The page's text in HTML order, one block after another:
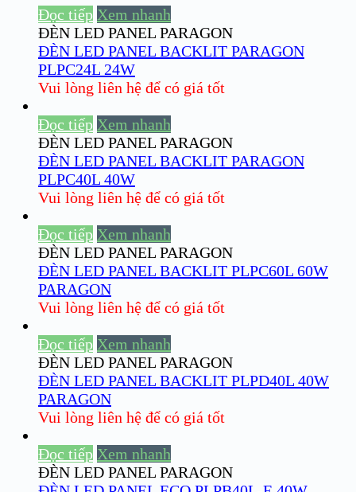
Đọc tiếp Xem nhanh
ĐÈN LED PANEL PARAGON
ĐÈN LED PANEL BACKLIT PARAGON
PLPC24L 24W
Vui lòng liên hệ để có giá tốt
Đọc tiếp Xem nhanh
ĐÈN LED PANEL PARAGON
ĐÈN LED PANEL BACKLIT PARAGON
PLPC40L 40W
Vui lòng liên hệ để có giá tốt
Đọc tiếp Xem nhanh
ĐÈN LED PANEL PARAGON
ĐÈN LED PANEL BACKLIT PLPC60L 60W
PARAGON
Vui lòng liên hệ để có giá tốt
Đọc tiếp Xem nhanh
ĐÈN LED PANEL PARAGON
ĐÈN LED PANEL BACKLIT PLPD40L 40W
PARAGON
Vui lòng liên hệ để có giá tốt
Đọc tiếp Xem nhanh
ĐÈN LED PANEL PARAGON